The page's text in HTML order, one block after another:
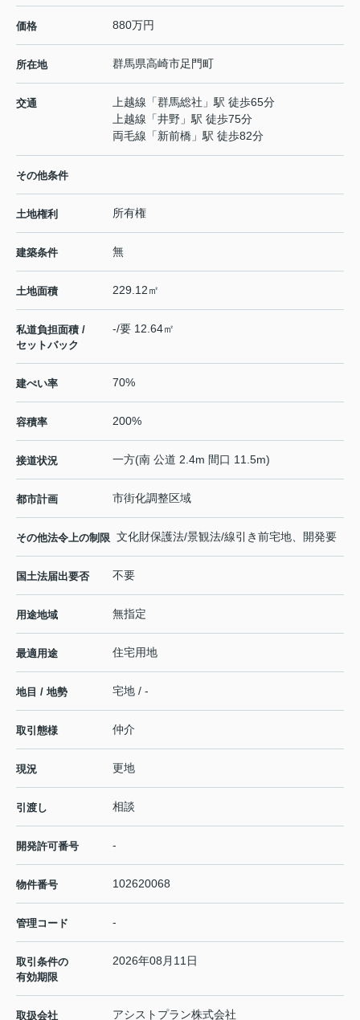
価格 880万円
所在地 群馬県高崎市足門町
交通 上越線 「群馬総社 」駅 徒歩65分
上越線 「井野 」駅 徒歩75分
両毛線 「新前橋 」駅 徒歩82分
その他条件
土地権利 所有権
建築条件 無
土地面積 229.12㎡
私道負担面積 /
セットバック
-/要 12.64㎡
建ぺい率 70%
容積率 200%
接道状況 一方(南 公道 2.4m 間口 11.5m)
都市計画 市街化調整区域
その他法令上の制限 文化財保護法/景観法/線引き前宅地、開発要
国土法届出要否 不要
用途地域 無指定
最適用途 住宅用地
地目 / 地勢 宅地 / -
取引態様 仲介
現況 更地
引渡し 相談
開発許可番号 -
物件番号 102620068
管理コード -
取引条件の
有効期限
2026年08月11日
取扱会社 アシストプラン株式会社